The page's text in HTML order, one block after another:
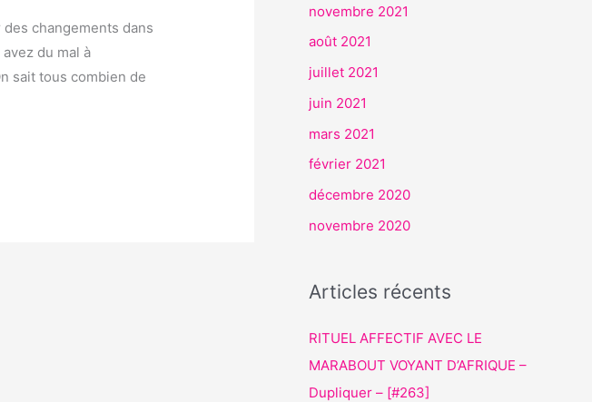
changements dans
du mal à
sait tous combien de
novembre 2021
août 2021
juillet 2021
juin 2021
mars 2021
février 2021
décembre 2020
novembre 2020
Articles récents
RITUEL AFFECTIF AVEC LE
MARABOUT VOYANT D’AFRIQUE –
Dupliquer – [#263]